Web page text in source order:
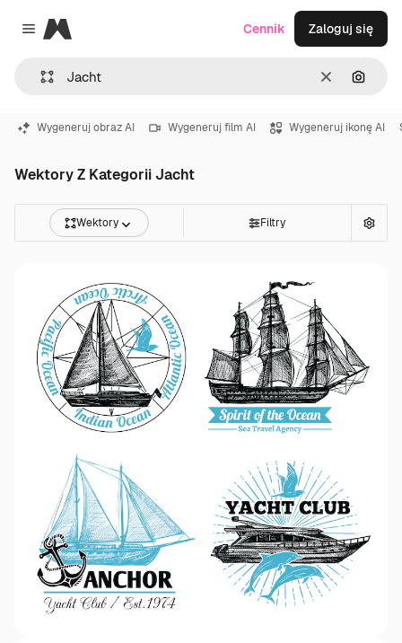
Close menu
Magnific
WyczyśćSzukaj
Cennik Zaloguj się
Wygeneruj obraz AI Wygeneruj film AI Wygeneruj ikonę AI
Wektory Z Kategorii Jacht
Wektory Filtry